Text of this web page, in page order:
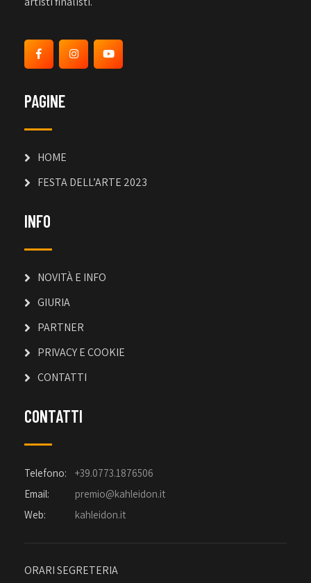
PAGINE
HOME
FESTA DELL’ARTE 2023
INFO
NOVITÀ E INFO
GIURIA
PARTNER
PRIVACY E COOKIE
CONTATTI
CONTATTI
Telefono:
+39.0773.1876506
Email:
premio@kahleidon.it
Web:
kahleidon.it
ORARI SEGRETERIA